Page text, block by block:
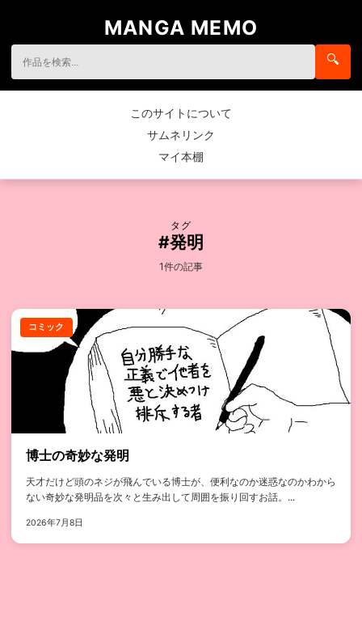
MANGA MEMO
🔍
このサイトについて
サムネリンク
マイ本棚
タグ
#発明
1件の記事
コミック
博士の奇妙な発明
天才だけど頭のネジが飛んでいる博士が、便利なのか迷惑なのかわから
ない奇妙な発明品を次々と生み出して周囲を振り回すお話。...
2026年7月8日